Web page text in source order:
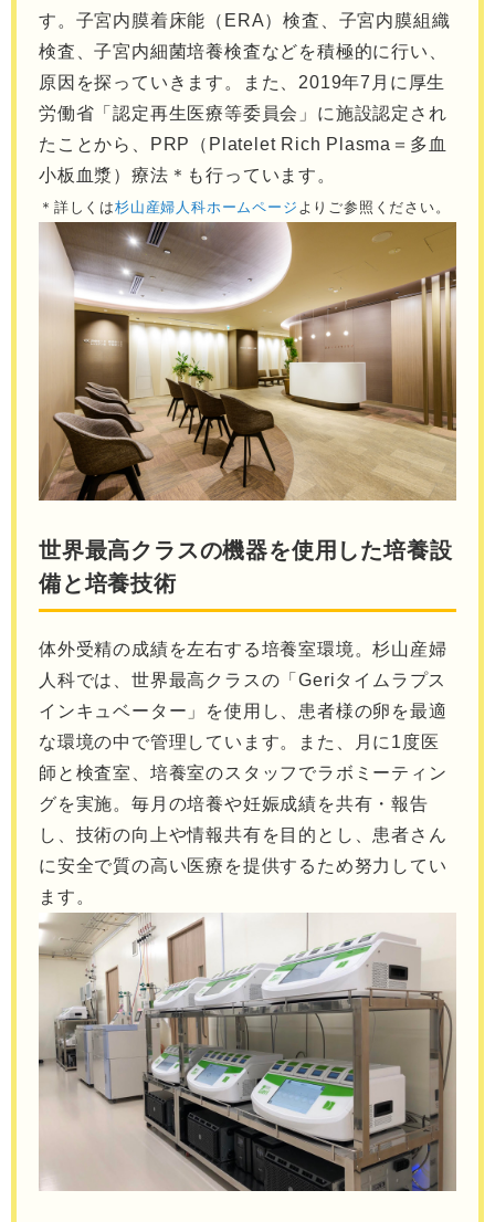
す。子宮内膜着床能（ERA）検査、⼦宮内膜組織
検査、⼦宮内細菌培養検査などを積極的に行い、
原因を探っていきます。また、2019年7月に厚生
労働省「認定再生医療等委員会」に施設認定され
たことから、PRP（Platelet Rich Plasma＝多血
小板血漿）療法＊も行っています。
＊詳しくは杉山産婦人科ホームページ よりご参照ください。
世界最高クラスの機器を使用した培養設
備と培養技術
体外受精の成績を左右する培養室環境。杉山産婦
人科では、世界最高クラスの「Geriタイムラプス
インキュベーター」を使用し、患者様の卵を最適
な環境の中で管理しています。また、月に1度医
師と検査室、培養室のスタッフでラボミーティン
グを実施。毎月の培養や妊娠成績を共有・報告
し、技術の向上や情報共有を目的とし、患者さん
に安全で質の高い医療を提供するため努力してい
ます。